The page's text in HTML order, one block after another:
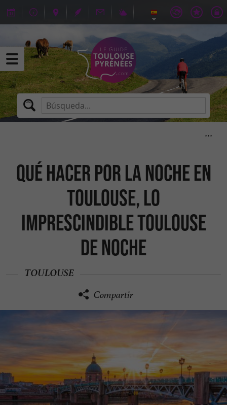
Qué hacer por la noche en
Toulouse, lo
imprescindible Toulouse
de noche
TOULOUSE
Compartir